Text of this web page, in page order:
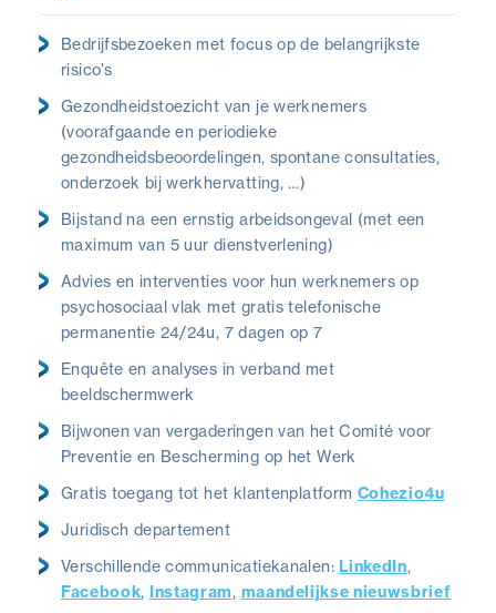
Bedrijfsbezoeken met focus op de belangrijkste
risico’s
Gezondheidstoezicht van je werknemers
(voorafgaande en periodieke
gezondheidsbeoordelingen, spontane consultaties,
onderzoek bij werkhervatting, …)
Bijstand na een ernstig arbeidsongeval (met een
maximum van 5 uur dienstverlening)
Advies en interventies voor hun werknemers op
psychosociaal vlak met gratis telefonische
permanentie 24/24u, 7 dagen op 7
Enquête en analyses in verband met
beeldschermwerk
Bijwonen van vergaderingen van het Comité voor
Preventie en Bescherming op het Werk
Gratis toegang tot het klantenplatform Cohezio4u
Juridisch departement
Verschillende communicatiekanalen: LinkedIn,
Facebook, Instagram, maandelijkse nieuwsbrief